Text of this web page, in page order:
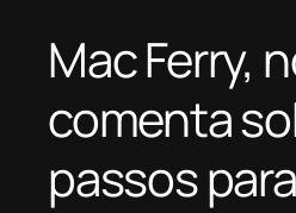
Mac Ferry,
comenta
passos